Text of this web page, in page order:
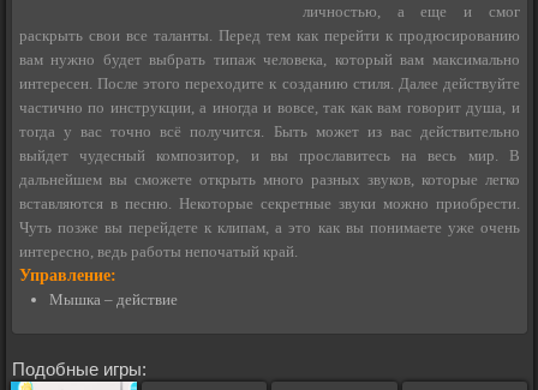
личностью, а еще и смог
раскрыть свои все таланты. Перед тем как перейти к продюсированию
вам нужно будет выбрать типаж человека, который вам максимально
интересен. После этого переходите к созданию стиля. Далее действуйте
частично по инструкции, а иногда и вовсе, так как вам говорит душа, и
тогда у вас точно всё получится. Быть может из вас действительно
выйдет чудесный композитор, и вы прославитесь на весь мир. В
дальнейшем вы сможете открыть много разных звуков, которые легко
вставляются в песню. Некоторые секретные звуки можно приобрести.
Чуть позже вы перейдете к клипам, а это как вы понимаете уже очень
интересно, ведь работы непочатый край.
Управление:
Мышка – действие
Подобные игры: